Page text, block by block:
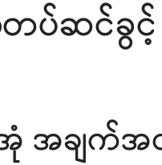
ပ်ဆင်ခွင့်
အချက်